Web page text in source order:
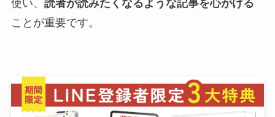
使い、 読者が読みたくなるような記事を心がける
ことが重要です。